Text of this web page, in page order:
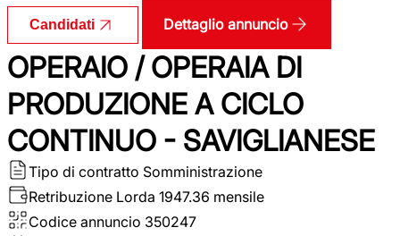
Candidati Dettaglio annuncio
OPERAIO / OPERAIA DI
PRODUZIONE A CICLO
CONTINUO - SAVIGLIANESE
Tipo di contratto Somministrazione
Retribuzione Lorda 1947.36 mensile
Codice annuncio 350247